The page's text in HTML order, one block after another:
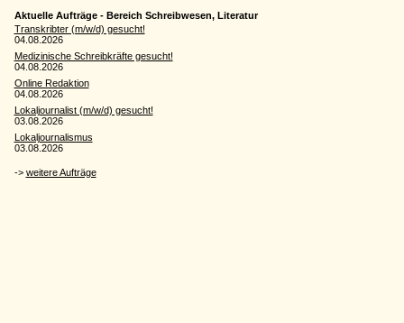
Aktuelle Aufträge - Bereich Schreibwesen, Literatur
Transkribter (m/w/d) gesucht!
04.08.2026
Medizinische Schreibkräfte gesucht!
04.08.2026
Online Redaktion
04.08.2026
Lokaljournalist (m/w/d) gesucht!
03.08.2026
Lokaljournalismus
03.08.2026
-> weitere Aufträge